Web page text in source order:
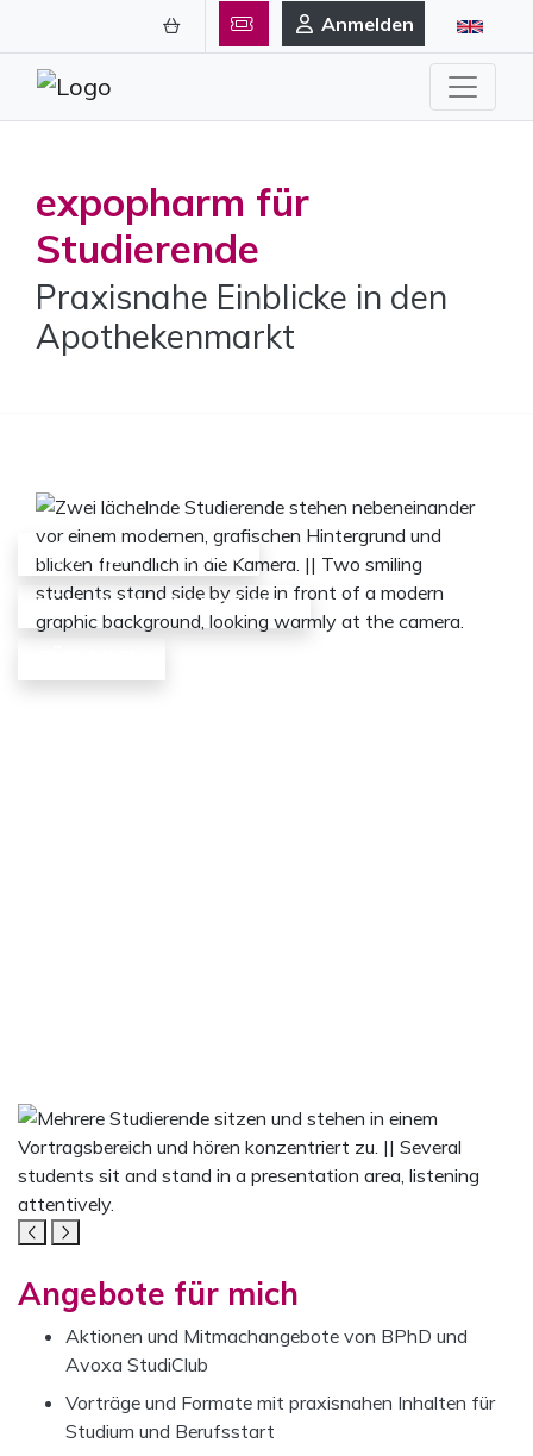
Anmelden
expopharm für
Studierende
Praxisnahe Einblicke in den
Apothekenmarkt
FÜR MEIN WISSEN
FÜR GUTE GESPRÄCHE
Mediengalerie für Studierende
Das Karussell enthält fünf Bilder. Mit den
Angebote für mich
Aktionen und Mitmachangebote von BPhD und
Avoxa StudiClub
Vorträge und Formate mit praxisnahen Inhalten für
Studium und Berufsstart